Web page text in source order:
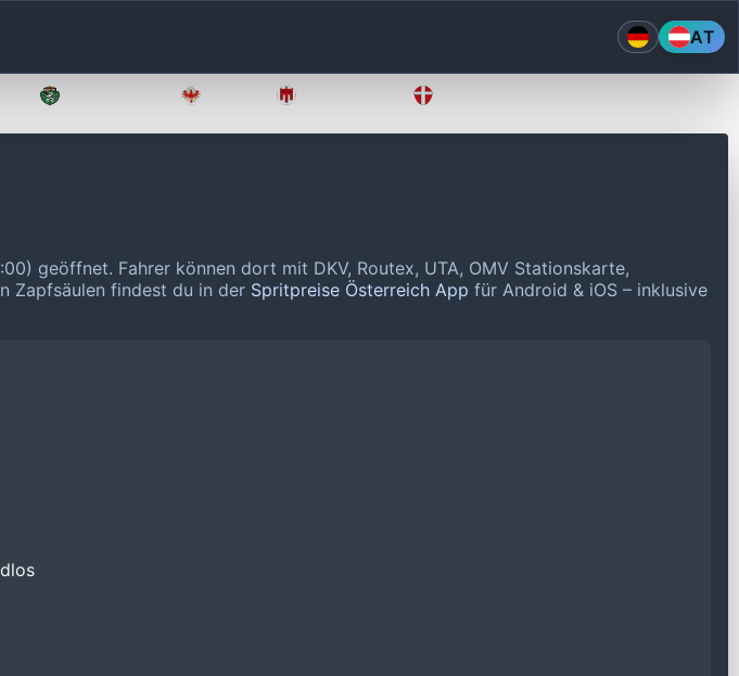
AT
geöffnet. Fahrer können dort mit DKV, Routex, UTA, OMV Stationskarte,
Zapfsäulen findest du in der Spritpreise Österreich App für Android & iOS – inklusive